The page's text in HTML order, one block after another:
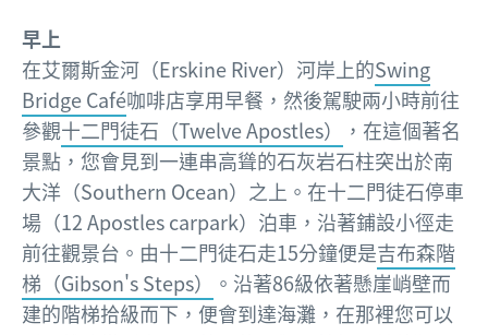
早上
在艾爾斯金河（Erskine River）河岸上的Swing
Bridge Café咖啡店享用早餐，然後駕駛兩小時前往
參觀十二門徒石（Twelve Apostles）
，在這個著名
景點，您會見到一連串高聳的石灰岩石柱突出於南
大洋（Southern Ocean）之上。在十二門徒石停車
場（12 Apostles carpark）泊車，沿著鋪設小徑走
前往觀景台。由十二門徒石走15分鐘便是吉布森階
梯（Gibson's Steps）
。沿著86級依著懸崖峭壁而
建的階梯拾級而下，便會到達海灘，在那裡您可以